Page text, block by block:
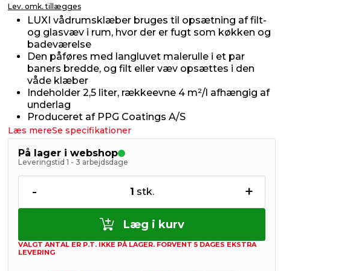
Lev. omk. tillægges
LUXI vådrumsklæber bruges til opsætning af filt-
og glasvæv i rum, hvor der er fugt som køkken og
badeværelse
Den påføres med langluvet malerulle i et par
baners bredde, og filt eller væv opsættes i den
våde klæber
Indeholder 2,5 liter, rækkeevne 4 m²/l afhængig af
underlag
Produceret af PPG Coatings A/S
Læs mereSe specifikationer
På lager i webshop
Leveringstid 1 - 3 arbejdsdage
- 1 stk. +
Læg i kurv
VALGT ANTAL ER P.T. IKKE PÅ LAGER. FORVENT 5 DAGES EKSTRA
LEVERING